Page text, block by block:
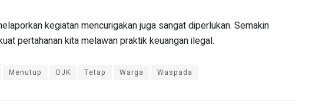
kegiatan mencurigakan juga sangat diperlukan. Semakin
pertahanan kita melawan praktik keuangan ilegal.
Menutup OJK Tetap Warga Waspada